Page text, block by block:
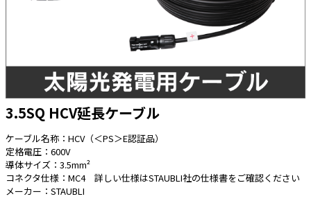
スイッチ・コンセント（配線器具）
PF管/FEP管/CD管/情報線保護管
ボックス・ビニル電線管付属品・引き込
みカバー
工具関連
EV充電設備工事関連
感染症関連
3.5SQ HCV延長ケーブル
ケーブル名称：HCV（＜PS＞E認証品）
定格電圧：600V
導体サイズ：3.5mm²
コネクタ仕様：MC4 詳しい仕様はSTAUBLI社の仕様書をご確認ください
メーカー：STAUBLI